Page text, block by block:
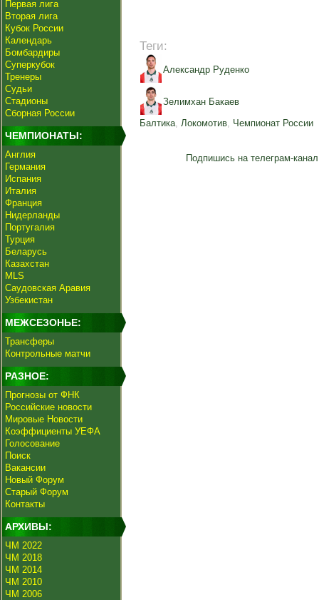
Первая лига
Вторая лига
Кубок России
Календарь
Бомбардиры
Суперкубок
Тренеры
Судьи
Стадионы
Сборная России
ЧЕМПИОНАТЫ:
Англия
Германия
Испания
Италия
Франция
Нидерланды
Португалия
Турция
Беларусь
Казахстан
MLS
Саудовская Аравия
Узбекистан
МЕЖСЕЗОНЬЕ:
Трансферы
Контрольные матчи
РАЗНОЕ:
Прогнозы от ФНК
Российские новости
Мировые Новости
Коэффициенты УЕФА
Голосование
Поиск
Вакансии
Новый Форум
Старый Форум
Контакты
АРХИВЫ:
ЧМ 2022
ЧМ 2018
ЧМ 2014
ЧМ 2010
ЧМ 2006
Теги:
Александр Руденко
Зелимхан Бакаев
Балтика, Локомотив, Чемпионат России
Подпишись на телеграм-